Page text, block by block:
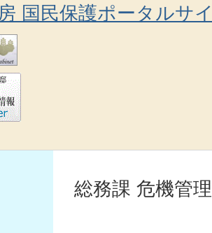
国民保護ポータルサ
総務課 危機管